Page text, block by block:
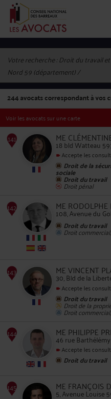
Votre recherche :Droit du travail
Nord 59 (département)
244avocats correspondant à vos
Voir les avocats sur une carte
ME
18 bld Watteau
Accepte les
Droit de la
sociale
Droit du travail
Droit pénal
ME
108, Avenue du
Droit du travail
Droit
143
ME VINCENT
30, Bld de la
Accepte les
Droit du travail
Droit de la
Droit
ME PHILIPPE
46 rue
Accepte les
Droit du travail
ME FRANÇOIS
5, Avenue Louise